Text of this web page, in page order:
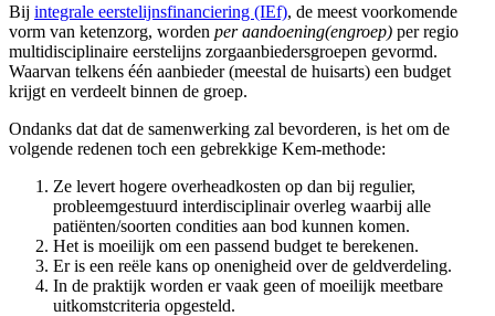
Bij integrale eerstelijnsfinanciering (IEf), de meest voorkomende
vorm van ketenzorg, worden per aandoening(engroep) per regio
multidisciplinaire eerstelijns zorgaanbiedersgroepen gevormd.
Waarvan telkens één aanbieder (meestal de huisarts) een budget
krijgt en verdeelt binnen de groep.
Ondanks dat dat de samenwerking zal bevorderen, is het om de
volgende redenen toch een gebrekkige Kem-methode:
Ze levert hogere overheadkosten op dan bij regulier,
probleemgestuurd interdisciplinair overleg waarbij alle
patiënten/soorten condities aan bod kunnen komen.
Het is moeilijk om een passend budget te berekenen.
Er is een reële kans op onenigheid over de geldverdeling.
In de praktijk worden er vaak geen of moeilijk meetbare
uitkomstcriteria opgesteld.